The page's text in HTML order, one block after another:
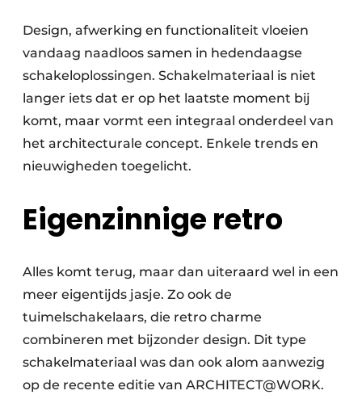
Design, afwerking en functionaliteit vloeien
vandaag naadloos samen in hedendaagse
schakeloplossingen. Schakelmateriaal is niet
langer iets dat er op het laatste moment bij
komt, maar vormt een integraal onderdeel van
het architecturale concept. Enkele trends en
nieuwigheden toegelicht.
Eigenzinnige retro
Alles komt terug, maar dan uiteraard wel in een
meer eigentijds jasje. Zo ook de
tuimelschakelaars, die retro charme
combineren met bijzonder design. Dit type
schakelmateriaal was dan ook alom aanwezig
op de recente editie van ARCHITECT@WORK.